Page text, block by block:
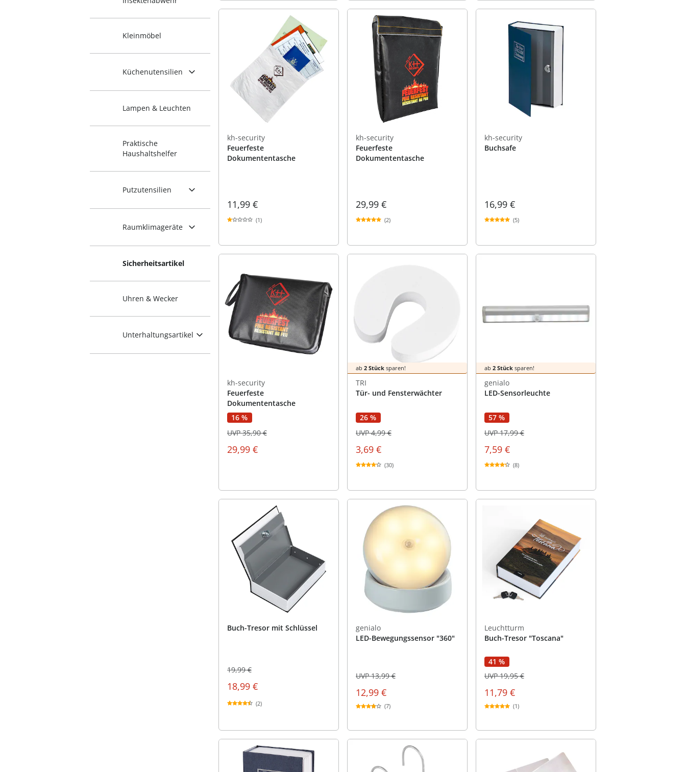
Kleinmöbel
Küchenutensilien
Lampen & Leuchten
Praktische
Haushaltshelfer
Putzutensilien
Raumklimageräte
Sicherheitsartikel
Uhren & Wecker
Unterhaltungsartikel
kh-security
Feuerfeste
Dokumententasche
11,99 €
(1)
kh-security
Feuerfeste
Dokumententasche
29,99 €
(2)
kh-security
Buchsafe
16,99 €
(5)
kh-security
Feuerfeste
Dokumententasche
16 %
29,99 €
UVP 35,90 €
ab 2 Stück sparen!
TRI
Tür- und Fensterwächter
26 %
3,69 €
UVP 4,99 €
(30)
ab 2 Stück sparen!
genialo
LED-Sensorleuchte
57 %
7,59 €
UVP 17,99 €
(8)
Buch-Tresor mit Schlüssel
19,99 €
18,99 €
(2)
genialo
LED-Bewegungssensor "360"
12,99 €
UVP 13,99 €
(7)
Leuchtturm
Buch-Tresor "Toscana"
41 %
11,79 €
UVP 19,95 €
(1)